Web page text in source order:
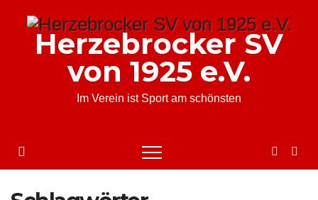
springenHerzebrocker SV
von 1925 e.V.
Im Verein ist Sport am schönsten